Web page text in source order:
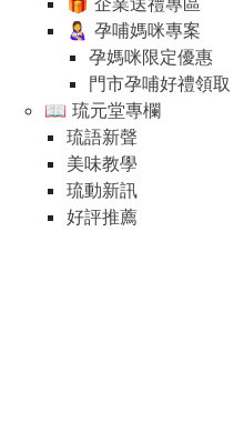
👩‍🍼 孕哺媽咪專案
孕媽咪限定優惠
門市孕哺好禮領取
📖 琉元堂專欄
琉語新聲
美味教學
琉動新訊
好評推薦